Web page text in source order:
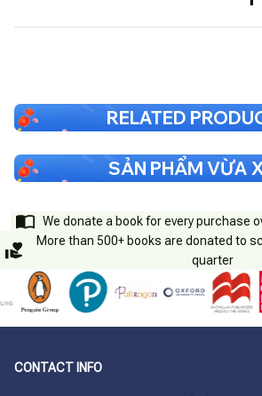
RELATED
SẢN PHẨM VỪA
We donate a book for every purchase
More than 500+ books are donated to
quarter
CONTACT INFO